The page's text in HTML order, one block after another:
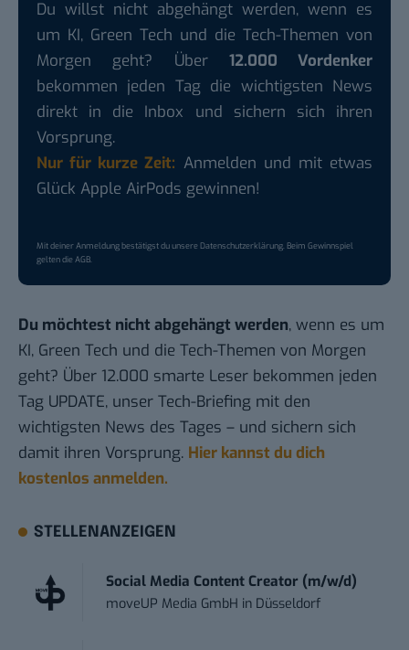
Du willst nicht abgehängt werden, wenn es
um KI, Green Tech und die Tech-Themen von
Morgen geht? Über 12.000 Vordenker
bekommen jeden Tag die wichtigsten News
direkt in die Inbox und sichern sich ihren
Vorsprung.
Nur für kurze Zeit: Anmelden und mit etwas
Glück Apple AirPods gewinnen!
Mit deiner Anmeldung bestätigst du unsereDatenschutzerklärung. Beim Gewinnspiel
gelten dieAGB.
Du möchtest nicht abgehängt werden, wenn es um
KI, Green Tech und die Tech-Themen von Morgen
geht? Über 12.000 smarte Leser bekommen jeden
Tag UPDATE, unser Tech-Briefing mit den
wichtigsten News des Tages – und sichern sich
damit ihren Vorsprung. Hier kannst du dich
kostenlos anmelden.
STELLENANZEIGEN
Social Media Content Creator (m/w/d)
moveUP Media GmbH in Düsseldorf